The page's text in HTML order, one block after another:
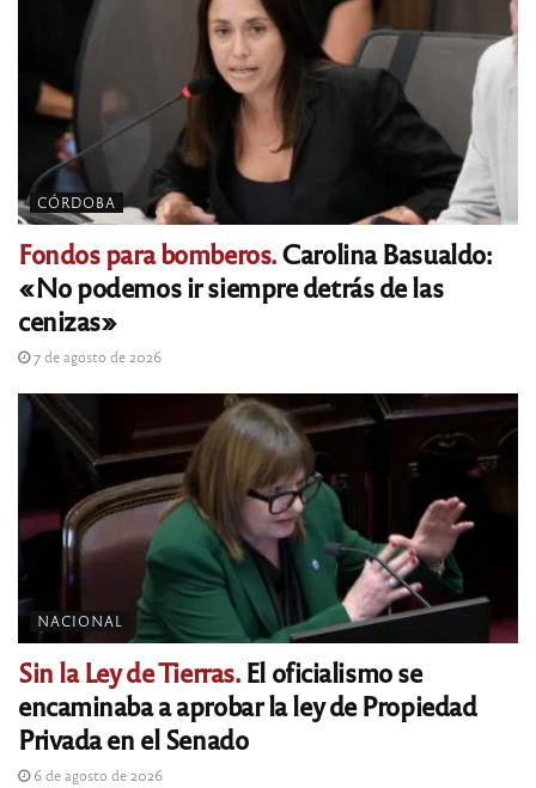
CÓRDOBA
Fondos para bomberos.Carolina Basualdo:
«No podemos ir siempre detrás de las
cenizas»
7 de agosto de 2026
NACIONAL
Sin la Ley de Tierras.El oficialismo se
encaminaba a aprobar la ley de Propiedad
Privada en el Senado
6 de agosto de 2026